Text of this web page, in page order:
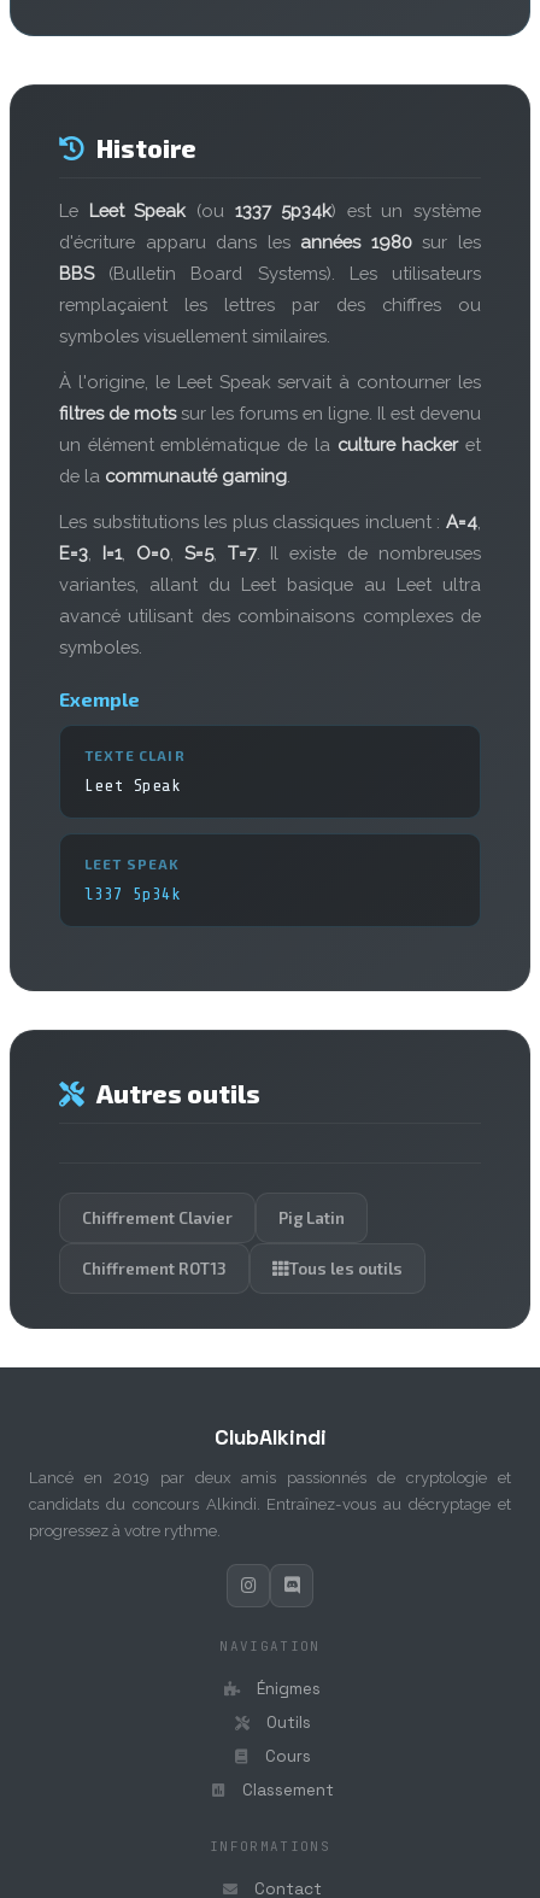
Histoire
Le Leet Speak (ou 1337 5p34k) est un système
d'écriture apparu dans les années 1980sur les
BBS(Bulletin Board Systems). Les utilisateurs
remplaçaient les lettres par des chiffres ou
symboles visuellement similaires.
À l'origine, le Leet Speak servait à contourner les
filtres de motssur les forums en ligne. Il est devenu
un élément emblématique de la culture hackeret
de la communauté gaming
Les substitutions les plus classiques incluent : A=4
E=3
I=1, O=0, S=5, T=7. Il existe de nombreuses
variantes, allant du Leet basique au Leet ultra
avancé utilisant des combinaisons complexes de
symboles.
Exemple
TEXTE CLAIR
Leet Speak
LEET SPEAK
l337 5p34k
Autres outils
Chiffrement Clavier Pig Latin
Chiffrement ROT13 Tous les outils
ClubAlkindi
Lancé en 2019 par deux amis passionnés de cryptologie et
candidats du concours Alkindi. Entraînez-vous au décryptage et
progressez à votre rythme.
NAVIGATION
Énigmes
Outils
Cours
Classement
INFORMATIONS
Contact